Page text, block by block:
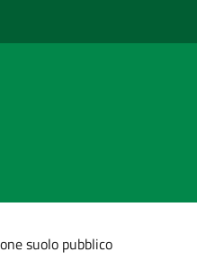
suolo pubblico